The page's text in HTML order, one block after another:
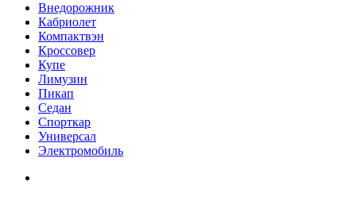
Внедорожник
Кабриолет
Компактвэн
Кроссовер
Купе
Лимузин
Пикап
Седан
Спорткар
Универсал
Электромобиль